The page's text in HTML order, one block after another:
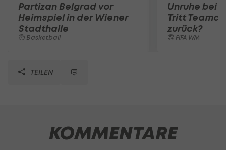
Partizan Belgrad vor
Heimspiel in der Wiener
Stadthalle
Basketball
Unruhe bei
Tritt
zurück?
FIFA WM
TEILEN
KOMMENTARE